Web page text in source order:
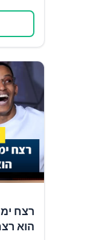
רצח
הוא